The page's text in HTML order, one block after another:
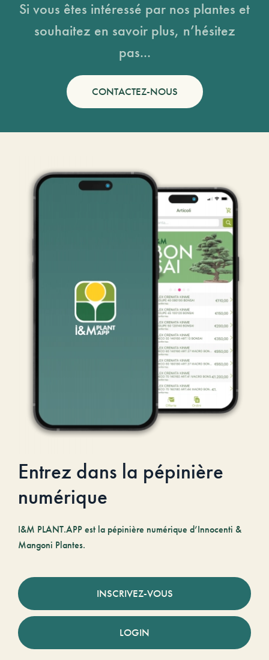
Si vous êtes intéressé par nos plantes et
souhaitez en savoir plus, n’hésitez
pas...
CONTACTEZ-NOUS
Entrez dans la pépinière
numérique
I&M PLANT.APP est la pépinière numérique d’Innocenti &
Mangoni Plantes.
INSCRIVEZ-VOUS
LOGIN